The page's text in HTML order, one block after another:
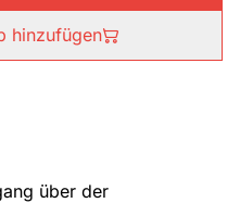
hinzufügen
über der